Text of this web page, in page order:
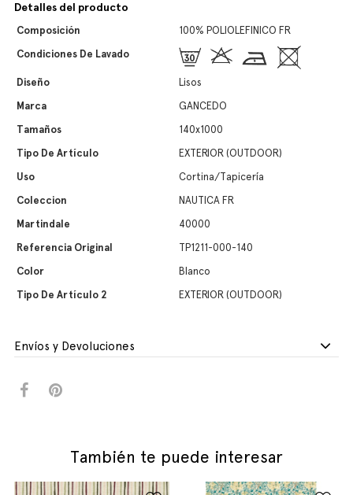
Detalles del producto
Composición
100% POLIOLEFINICO FR
Condiciones De Lavado
Diseño
Lisos
Marca
GANCEDO
Tamaños
140x1000
Tipo De Artículo
EXTERIOR (OUTDOOR)
Uso
Cortina/Tapicería
Coleccion
NAUTICA FR
Martindale
40000
Referencia Original
TP1211-000-140
Color
Blanco
Tipo De Artículo 2
EXTERIOR (OUTDOOR)
Envíos y Devoluciones
También te puede interesar